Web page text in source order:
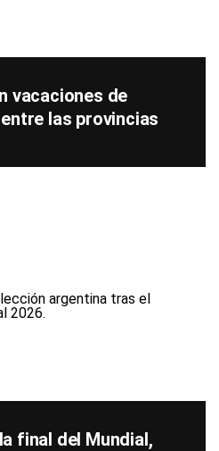
vacaciones de
las provincias
final del Mundial,